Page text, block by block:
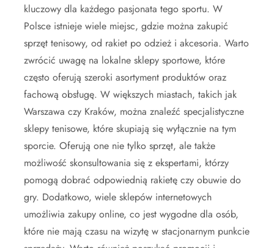
kluczowy dla każdego pasjonata tego sportu. W
Polsce istnieje wiele miejsc, gdzie można zakupić
sprzęt tenisowy, od rakiet po odzież i akcesoria. Warto
zwrócić uwagę na lokalne sklepy sportowe, które
często oferują szeroki asortyment produktów oraz
fachową obsługę. W większych miastach, takich jak
Warszawa czy Kraków, można znaleźć specjalistyczne
sklepy tenisowe, które skupiają się wyłącznie na tym
sporcie. Oferują one nie tylko sprzęt, ale także
możliwość skonsultowania się z ekspertami, którzy
pomogą dobrać odpowiednią rakietę czy obuwie do
gry. Dodatkowo, wiele sklepów internetowych
umożliwia zakupy online, co jest wygodne dla osób,
które nie mają czasu na wizytę w stacjonarnym punkcie